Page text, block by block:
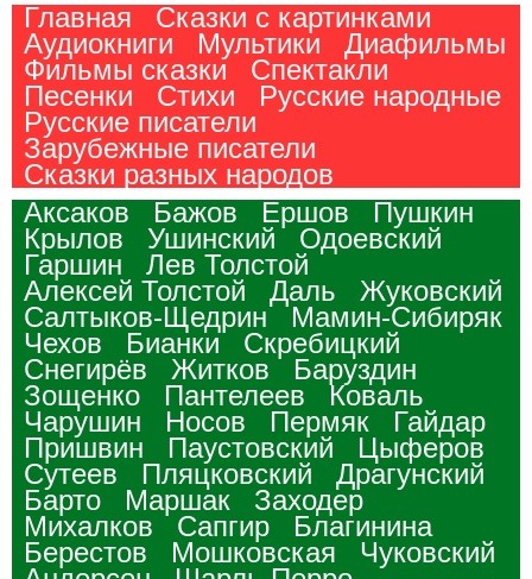
Главная
Сказки с картинками
Аудиокниги
Мультики
Диафильмы
Фильмы сказки
Спектакли
Песенки
Стихи
Русские народные
Русские писатели
Зарубежные писатели
Сказки разных народов
Аксаков
Бажов Ершов
Пушкин
Крылов
Ушинский
Одоевский
Гаршин
Лев Толстой
Алексей Толстой
Даль
Жуковский
Салтыков-Щедрин
Мамин-Сибиряк
Чехов
Бианки
Скребицкий
Снегирёв
Житков
Баруздин
Зощенко
Пантелеев
Коваль
Чарушин
Носов Пермяк
Гайдар
Пришвин
Паустовский
Цыферов
Сутеев
Пляцковский
Драгунский
Барто
Маршак
Заходер
Михалков
Сапгир
Благинина
Берестов
Мошковская
Чуковский